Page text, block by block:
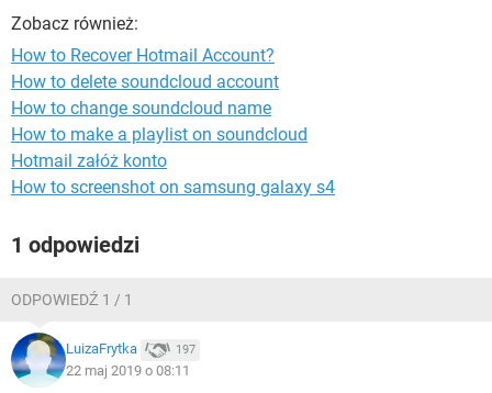
WINDOWS 10
Zobacz również:
How to Recover Hotmail Account?
How to delete soundcloud account
How to change soundcloud name
How to make a playlist on soundcloud
Hotmail załóż konto
How to screenshot on samsung galaxy s4
1 odpowiedzi
ODPOWIEDŹ 1 / 1
LuizaFrytka 197
22 maj 2019 o 08:11